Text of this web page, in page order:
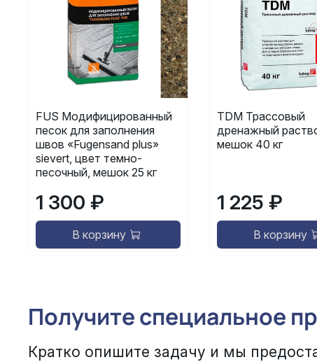
FUS Модифицированный
песок для заполнения
швов «Fugensand plus»
sievert, цвет темно-
песочный, мешок 25 кг
1 300 ₽
В корзину
TDM Трассовый
дренажный
мешок 40 кг
1 225 ₽
В корзину
Получите специальное
Кратко опишите задачу и мы